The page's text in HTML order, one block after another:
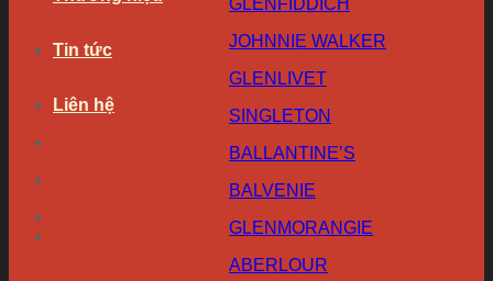
Tin tức
Liên hệ
GLENFIDDICH
JOHNNIE WALKER
GLENLIVET
SINGLETON
BALLANTINE’S
BALVENIE
GLENMORANGIE
ABERLOUR